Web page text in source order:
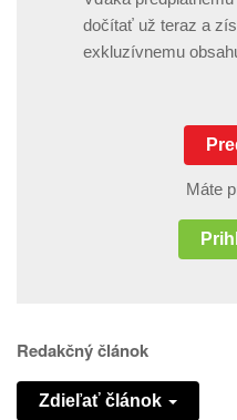
dočítať už teraz a
exkluzívnemu
Máte
Redakčný článok
Zdieľať článok